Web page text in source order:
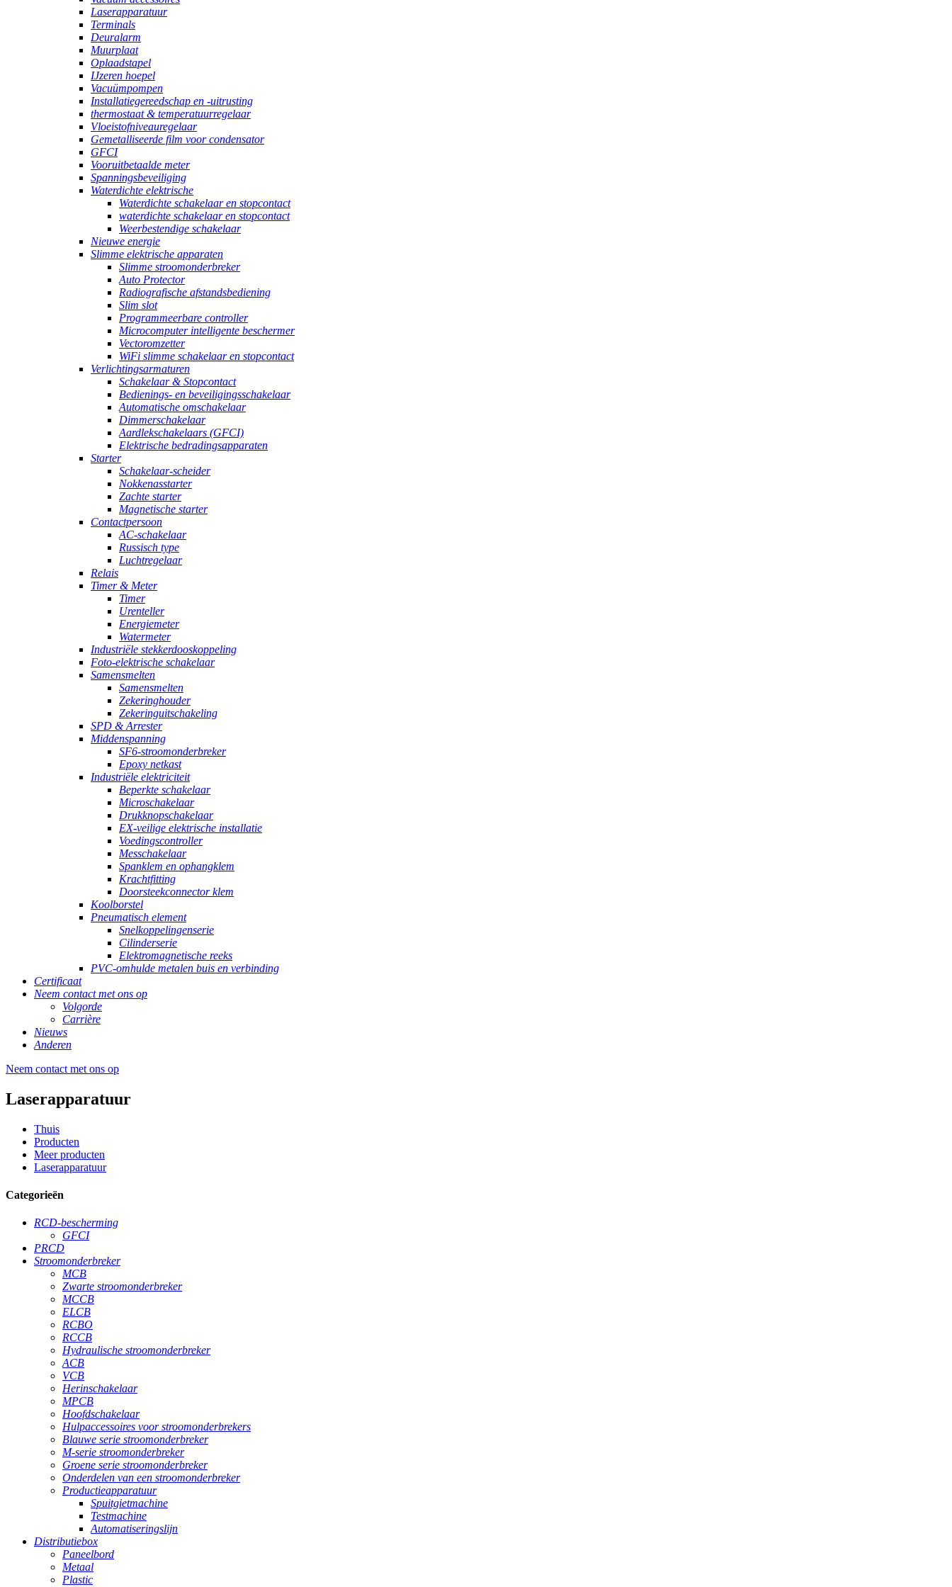
Laserapparatuur
Terminals
Deuralarm
Muurplaat
Oplaadstapel
IJzeren hoepel
Vacuümpompen
Installatiegereedschap en -uitrusting
thermostaat & temperatuurregelaar
Vloeistofniveauregelaar
Gemetalliseerde film voor condensator
GFCI
Vooruitbetaalde meter
Spanningsbeveiliging
Waterdichte elektrische
Waterdichte schakelaar en stopcontact
waterdichte schakelaar en stopcontact
Weerbestendige schakelaar
Nieuwe energie
Slimme elektrische apparaten
Slimme stroomonderbreker
Auto Protector
Radiografische afstandsbediening
Slim slot
Programmeerbare controller
Microcomputer intelligente beschermer
Vectoromzetter
WiFi slimme schakelaar en stopcontact
Verlichtingsarmaturen
Schakelaar & Stopcontact
Bedienings- en beveiligingsschakelaar
Automatische omschakelaar
Dimmerschakelaar
Aardlekschakelaars (GFCI)
Elektrische bedradingsapparaten
Starter
Schakelaar-scheider
Nokkenasstarter
Zachte starter
Magnetische starter
Contactpersoon
AC-schakelaar
Russisch type
Luchtregelaar
Relais
Timer & Meter
Timer
Urenteller
Energiemeter
Watermeter
Industriële stekkerdooskoppeling
Foto-elektrische schakelaar
Samensmelten
Samensmelten
Zekeringhouder
Zekeringuitschakeling
SPD & Arrester
Middenspanning
SF6-stroomonderbreker
Epoxy netkast
Industriële elektriciteit
Beperkte schakelaar
Microschakelaar
Drukknopschakelaar
EX-veilige elektrische installatie
Voedingscontroller
Messchakelaar
Spanklem en ophangklem
Krachtfitting
Doorsteekconnector klem
Koolborstel
Pneumatisch element
Snelkoppelingenserie
Cilinderserie
Elektromagnetische reeks
PVC-omhulde metalen buis en verbinding
Certificaat
Neem contact met ons op
Volgorde
Carrière
Nieuws
Anderen
Neem contact met ons op
Laserapparatuur
Thuis
Producten
Meer producten
Laserapparatuur
Categorieën
RCD-bescherming
GFCI
PRCD
Stroomonderbreker
MCB
Zwarte stroomonderbreker
MCCB
ELCB
RCBO
RCCB
Hydraulische stroomonderbreker
ACB
VCB
Herinschakelaar
MPCB
Hoofdschakelaar
Hulpaccessoires voor stroomonderbrekers
Blauwe serie stroomonderbreker
M-serie stroomonderbreker
Groene serie stroomonderbreker
Onderdelen van een stroomonderbreker
Productieapparatuur
Spuitgietmachine
Testmachine
Automatiseringslijn
Distributiebox
Paneelbord
Metaal
Plastic